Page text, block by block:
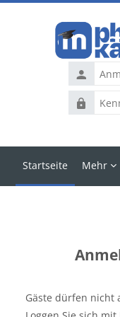
Kennwort
Startseite Mehr
Gäste dürfen nicht